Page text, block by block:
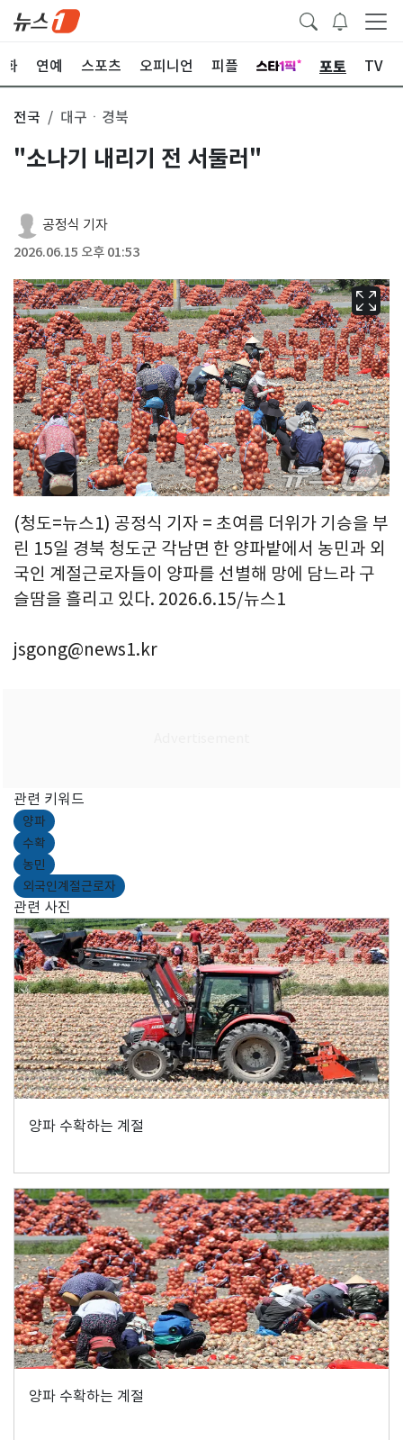
화 연예 스포츠 오피니언 피플 포토 TV
전국 대구ㆍ경북
"소나기 내리기 전 서둘러"
공정식 기자
2026.06.15 오후 01:53
(청도=뉴스1) 공정식 기자 = 초여름 더위가 기승을 부
린 15일 경북 청도군 각남면 한 양파밭에서 농민과 외
국인 계절근로자들이 양파를 선별해 망에 담느라 구
슬땀을 흘리고 있다. 2026.6.15/뉴스1
jsgong@news1.kr
관련 키워드
양파
수확
농민
외국인계절근로자
관련 사진
양파 수확하는 계절
양파 수확하는 계절